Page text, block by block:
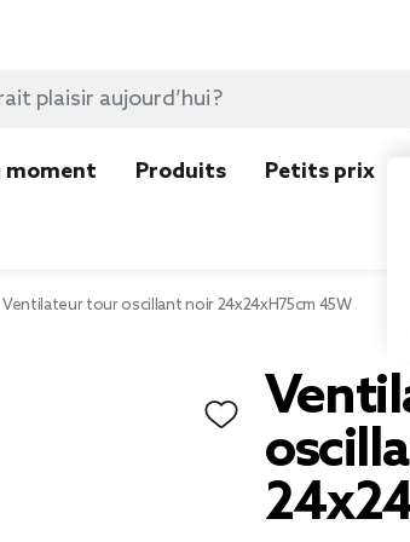
moment Produits Petits prix
Ventilateur tour oscillant noir 24x24xH75cm 45W